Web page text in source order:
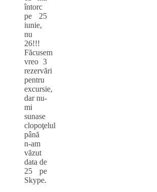
întorc
pe 25
iunie,
nu
26!!!
Făcusem
vreo 3
rezervări
pentru
excursie,
dar nu-
mi
sunase
clopoţelul
până
n-am
văzut
data de
25 pe
Skype.